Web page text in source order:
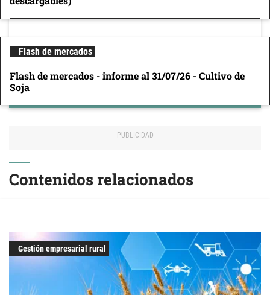
Flash de mercados
Flash de mercados - informe al 31/07/26 - Cultivo de
Soja
Contenidos relacionados
Gestión empresarial rural